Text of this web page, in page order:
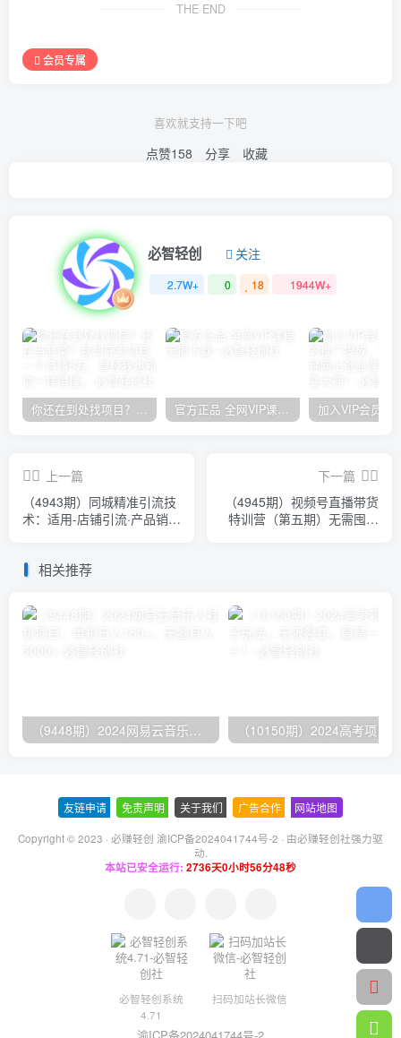
THE END
会员专属
喜欢就支持一下吧
点赞158 分享 收藏
必智轻创 关注
2.7W+ 0 18 1944W+
你还在到处找项目？还在当韭菜？我却靠卖项目一个月赚5万，曾经我也和你一样懵懂。 官方正品 全网VIP课程 无损下载~
上一篇
（4943期）同城精准引流技
术：适用-店铺引流·产品销售
下一篇
（4945期）视频号直播带货
特训营（第五期）无需囤货
相关推荐
（9448期）2024网易云音乐人挂机项目，单机日入150+，无脑月入5000+
友链申请 免责声明 关于我们 广告合作 网站地图
Copyright © 2023 · 必赚轻创 渝ICP备2024041744号-2 · 由必赚轻创社强力驱
动.
本站已安全运行: 2736天0小时56分49秒
必智轻创系统
4.71
扫码加站长微信